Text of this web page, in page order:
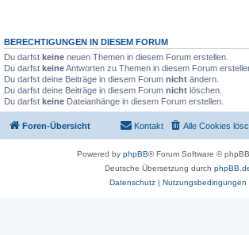
BERECHTIGUNGEN IN DIESEM FORUM
Du darfst keine neuen Themen in diesem Forum erstellen.
Du darfst keineAntworten zu Themen in diesem Forum
Du darfst deine Beiträge in diesem Forum nicht ändern.
Du darfst deine Beiträge in diesem Forum nicht löschen.
Du darfst keine Dateianhänge in diesem Forum erstellen.
Foren-Übersicht Alle Cookies
Kontakt
Powered by phpBB® Forum Software ©
Deutsche Übersetzung durch
Datenschutz| Nutzungsbedingungen